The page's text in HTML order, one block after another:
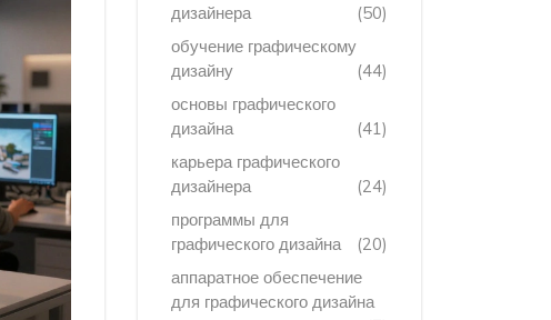
дизайнера
(50)
обучение графическому
дизайну
(44)
основы графического
дизайна
(41)
карьера графического
дизайнера
(24)
программы для
графического дизайна
(20)
аппаратное обеспечение
для графического дизайна